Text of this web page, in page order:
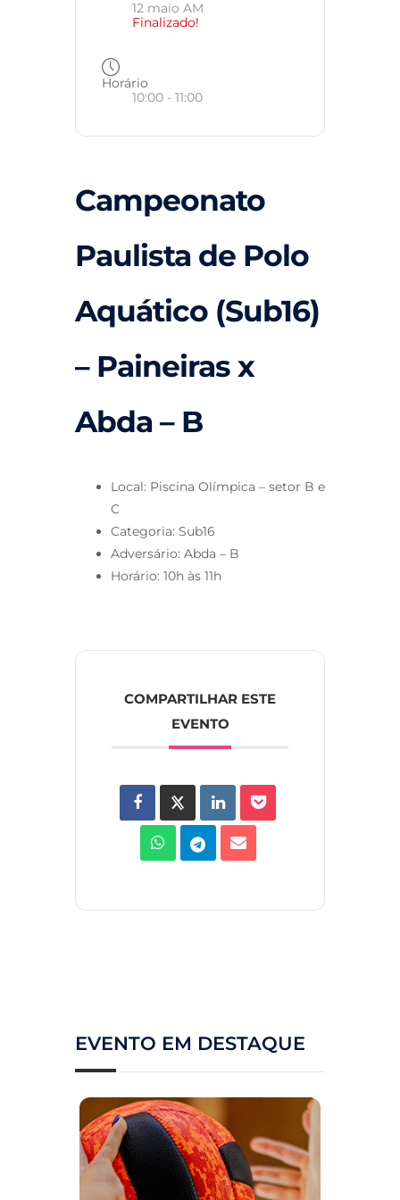
12 maio AM
Finalizado!
Horário
10:00 - 11:00
Campeonato
Paulista de Polo
Aquático (Sub16)
– Paineiras x
Abda – B
Local: Piscina Olímpica – setor B e
C
Categoria: Sub16
Adversário: Abda – B
Horário: 10h às 11h
COMPARTILHAR ESTE
EVENTO
EVENTO EM DESTAQUE